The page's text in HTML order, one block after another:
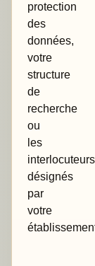
protection
des
données,
votre
structure
de
recherche
ou
les
interlocuteurs
désignés
par
votre